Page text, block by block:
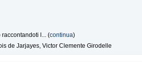
l... (continua)
de Jarjayes, Victor Clemente Girodelle